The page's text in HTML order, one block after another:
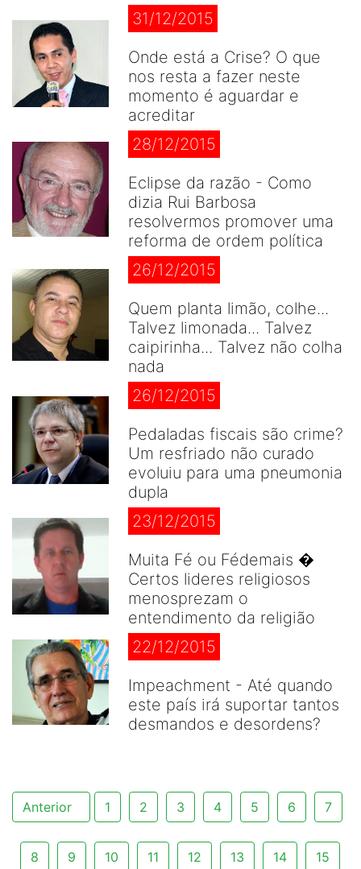
31/12/2015
Onde está a Crise? O que
nos resta a fazer neste
momento é aguardar e
acreditar
28/12/2015
Eclipse da razão - Como
dizia Rui Barbosa
resolvermos promover uma
reforma de ordem política
26/12/2015
Quem planta limão, colhe...
Talvez limonada... Talvez
caipirinha... Talvez não colha
nada
26/12/2015
Pedaladas fiscais são crime?
Um resfriado não curado
evoluiu para uma pneumonia
dupla
23/12/2015
Muita Fé ou Fédemais �
Certos lideres religiosos
menosprezam o
entendimento da religião
22/12/2015
Impeachment - Até quando
este país irá suportar tantos
desmandos e desordens?
Anterior 1 2 3 4 5 6 7
8 9 10 11 12 13 14 15